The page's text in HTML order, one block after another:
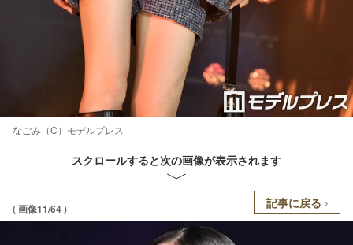
なごみ（C）モデルプレス
スクロールすると次の画像が表示されます
( 画像11/64 ) 記事に戻る